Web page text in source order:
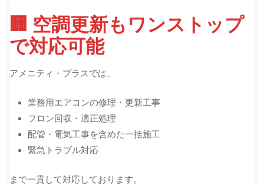
🏢 空調更新もワンストップ
で対応可能
アメニティ・プラスでは、
業務用エアコンの修理・更新工事
フロン回収・適正処理
配管・電気工事を含めた一括施工
緊急トラブル対応
まで一貫して対応しております。